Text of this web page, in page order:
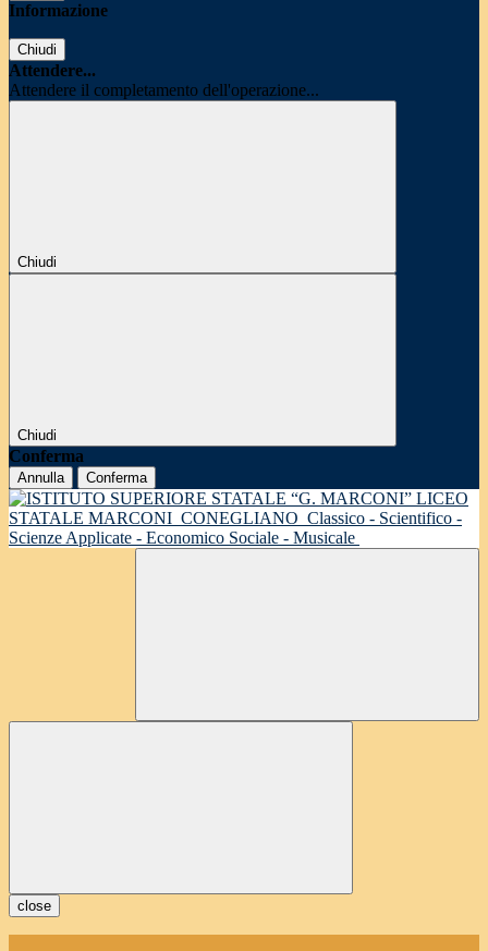
Informazione
Chiudi
Attendere...
Attendere il completamento dell'operazione...
Chiudi
Chiudi
Conferma
Annulla Conferma
LICEO
STATALE MARCONI CONEGLIANO Classico - Scientifico -
Scienze Applicate - Economico Sociale - Musicale
close